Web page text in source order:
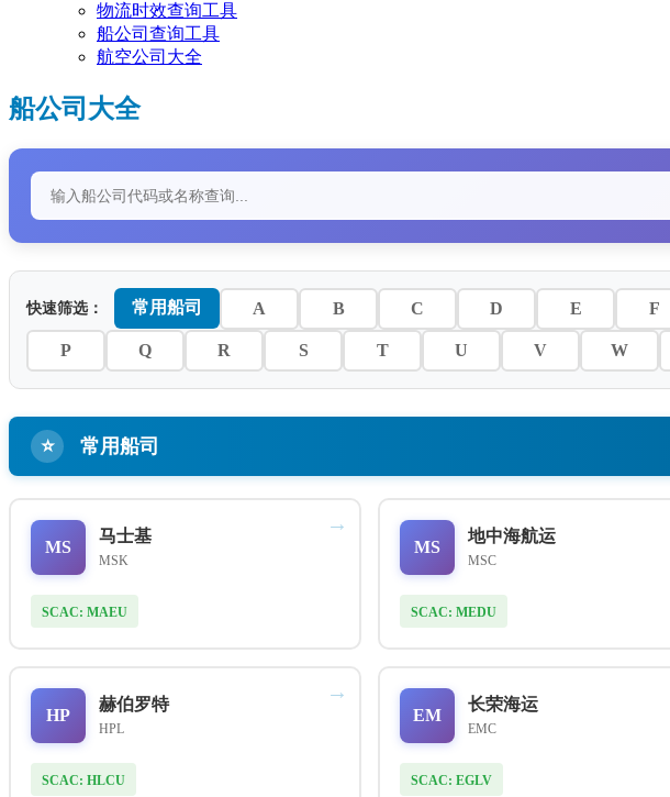
物流时效查询工具
船公司查询工具
航空公司大全
船公司大全
快速筛选： 常用船司 A B C D E F
P Q R S T U V W
⭐ 常用船司
MS
马士基
MSK
SCAC: MAEU
→
MS
地中海航运
MSC
SCAC: MEDU
HP
赫伯罗特
HPL
SCAC: HLCU
→
EM
长荣海运
EMC
SCAC: EGLV